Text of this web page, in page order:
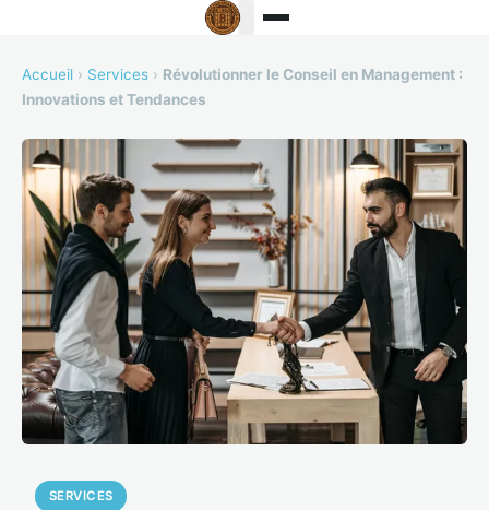
Accueil › Services › Révolutionner le Conseil en Management :
Innovations et Tendances
SERVICES